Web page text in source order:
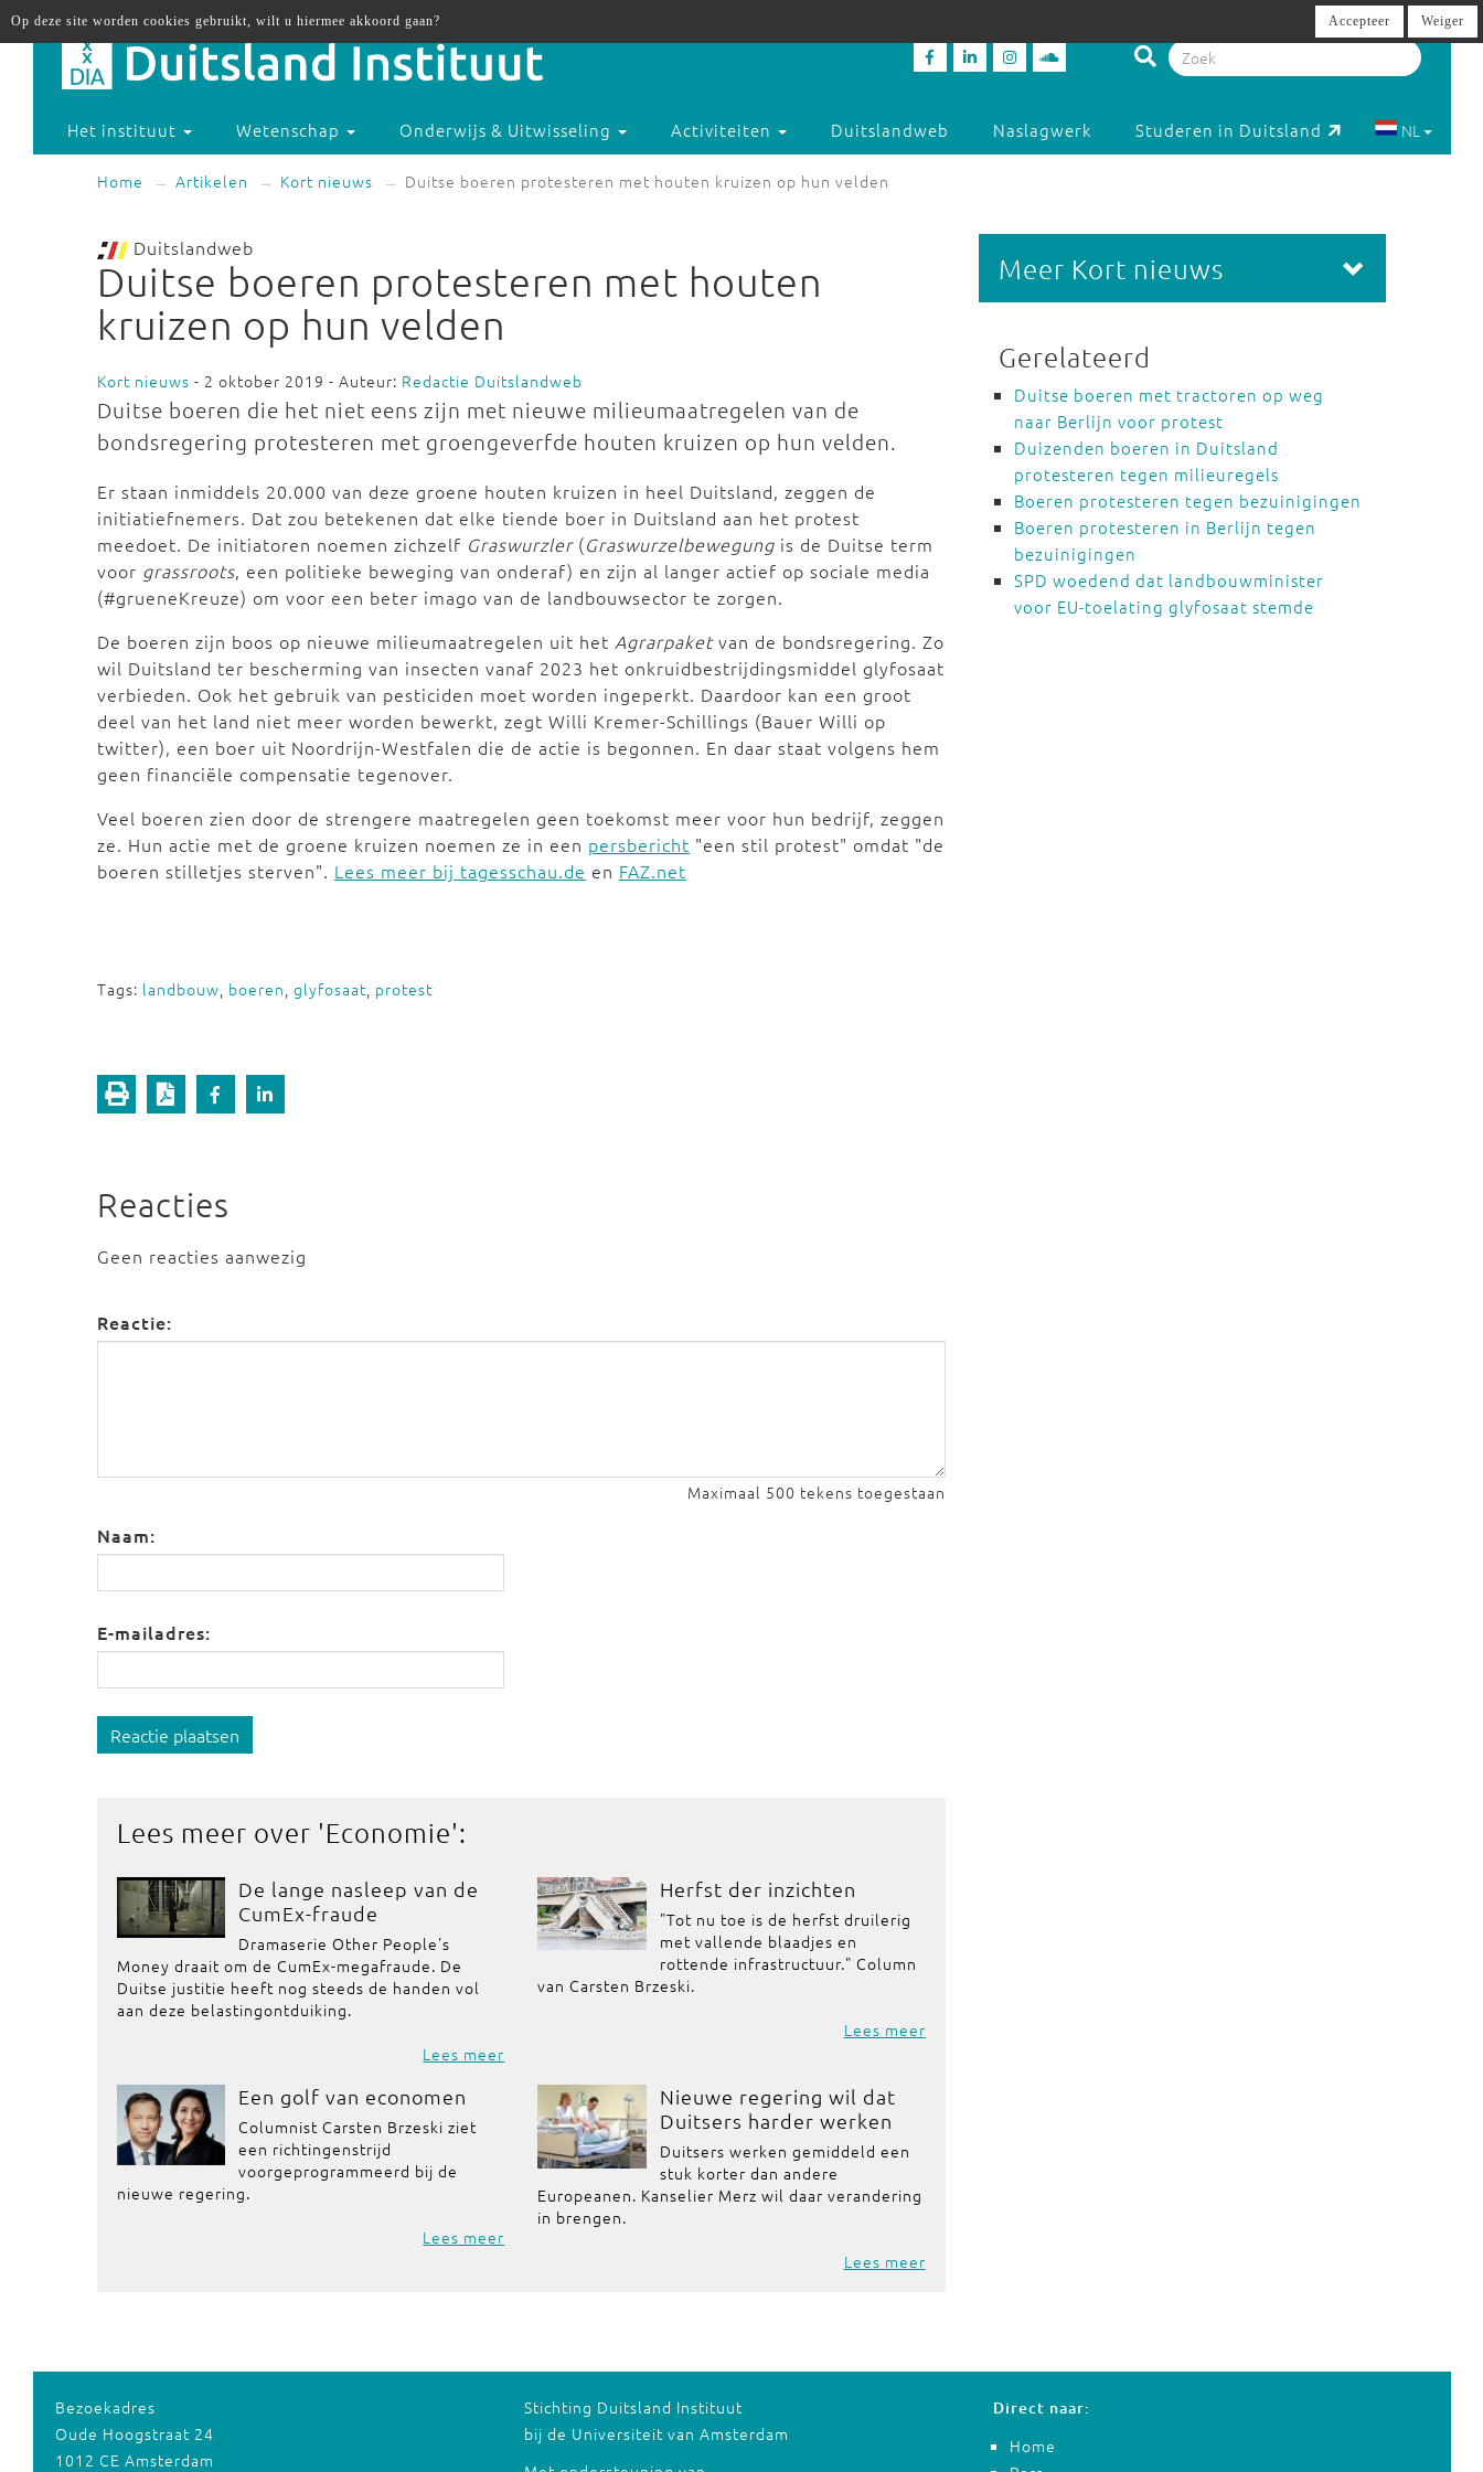
Het instituut Wetenschap Onderwijs & Uitwisseling Activiteiten Duitslandweb Naslagwerk Studeren in Duitsland NL
Home Artikelen Kort nieuws Duitse boeren protesteren met houten kruizen op hun velden
Duitslandweb
Duitse boeren protesteren met houten
kruizen op hun velden
Kort nieuws - 2 oktober 2019 - Auteur: Redactie Duitslandweb
Duitse boeren die het niet eens zijn met nieuwe milieumaatregelen van de
bondsregering protesteren met groengeverfde houten kruizen op hun velden.
Er staan inmiddels 20.000 van deze groene houten kruizen in heel Duitsland, zeggen de
initiatiefnemers. Dat zou betekenen dat elke tiende boer in Duitsland aan het protest
meedoet. De initiatoren noemen zichzelf Graswurzler(Graswurzelbewegung is de Duitse term
voor grassroots, een politieke beweging van onderaf) en zijn al langer actief op sociale media
(#grueneKreuze) om voor een beter imago van de landbouwsector te zorgen.
De boeren zijn boos op nieuwe milieumaatregelen uit het Agrarpaketvan de bondsregering. Zo
wil Duitsland ter bescherming van insecten vanaf 2023 het onkruidbestrijdingsmiddel glyfosaat
verbieden. Ook het gebruik van pesticiden moet worden ingeperkt. Daardoor kan een groot
deel van het land niet meer worden bewerkt, zegt Willi Kremer-Schillings (Bauer Willi op
twitter), een boer uit Noordrijn-Westfalen die de actie is begonnen. En daar staat volgens hem
geen financiële compensatie tegenover.
Veel boeren zien door de strengere maatregelen geen toekomst meer voor hun bedrijf, zeggen
ze. Hun actie met de groene kruizen noemen ze in een persbericht "een stil protest" omdat "de
boeren stilletjes sterven". Lees meer bij tagesschau.de en FAZ.net
Tags: landbouw, boeren, glyfosaat, protest
Reacties
Geen reacties aanwezig
Reactie:
Maximaal 500 tekens toegestaan
Naam:
E-mailadres:
Reactie plaatsen
Lees meer over 'Economie':
De lange nasleep van de
CumEx-fraude
Dramaserie Other People's
Money draait om de CumEx-megafraude. De
Duitse justitie heeft nog steeds de handen vol
aan deze belastingontduiking.
Lees meer
Herfst der inzichten
"Tot nu toe is de herfst druilerig
met vallende blaadjes en
rottende infrastructuur." Column
van Carsten Brzeski.
Lees meer
Een golf van economen
Columnist Carsten Brzeski ziet
een richtingenstrijd
voorgeprogrammeerd bij de
nieuwe regering.
Lees meer
Nieuwe regering wil dat
Duitsers harder werken
Duitsers werken gemiddeld een
stuk korter dan andere
Europeanen. Kanselier Merz wil daar verandering
in brengen.
Lees meer
Meer Kort nieuws
Gerelateerd
Duitse boeren met tractoren op weg
naar Berlijn voor protest
Duizenden boeren in Duitsland
protesteren tegen milieuregels
Boeren protesteren tegen bezuinigingen
Boeren protesteren in Berlijn tegen
bezuinigingen
SPD woedend dat landbouwminister
voor EU-toelating glyfosaat stemde
Bezoekadres
Oude Hoogstraat 24
1012 CE Amsterdam
Stichting Duitsland Instituut
bij de Universiteit van Amsterdam
Direct naar:
Home
Op deze site worden cookies gebruikt, wilt u hiermee akkoord gaan? Accepteer Weiger